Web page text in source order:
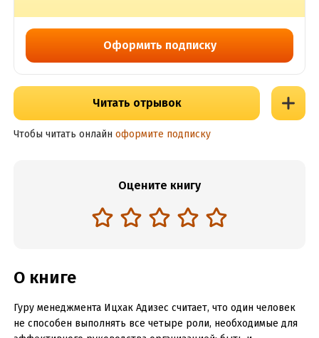
Оформить подписку
Читать отрывок
Чтобы читать онлайн оформите подписку
Оцените книгу
О книге
Гуру менеджмента Ицхак Адизес считает, что один человек
не способен выполнять все четыре роли, необходимые для